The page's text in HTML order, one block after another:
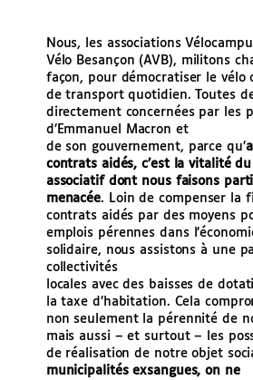
Nous, les associations
Vélo Besançon (AVB), militons
façon, pour démocratiser le vélo
de transport quotidien. Toutes
directement concernées par les
d’Emmanuel Macron et
de son gouvernement, parce qu’
contrats aidés, c’est la vitalité du
associatif dont nous faisons
menacée. Loin de compenser la
contrats aidés par des moyens
emplois pérennes dans
solidaire, nous assistons à une
collectivités
locales avec des baisses de
la taxe d’habitation. Cela
non seulement la pérennité de
mais aussi – et surtout – les
de réalisation de notre objet
municipalités exsangues, on ne